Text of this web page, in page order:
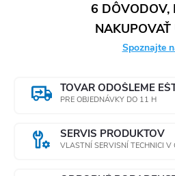
6 DÔVODOV,
NAKUPOVAŤ
Spoznajte
TOVAR ODOŠLEME
PRE OBJEDNÁVKY DO 11 H
SERVIS PRODUKTOV
VLASTNÍ SERVISNÍ TECHNICI V